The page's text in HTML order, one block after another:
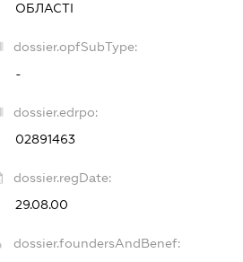
ОБЛАСТІ
dossier.opfSubType:
-
dossier.edrpo:
02891463
dossier.regDate:
29.08.00
dossier.foundersAndBenef: